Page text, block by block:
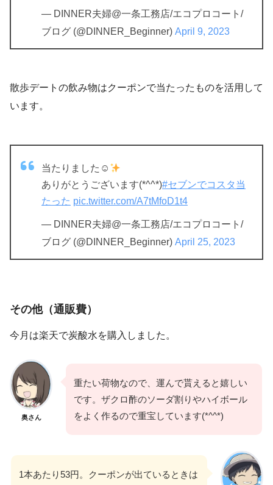
— DINNER夫婦@一条工務店/エコプロコート/
ブログ (@DINNER_Beginner) April 9, 2023
散歩デートの飲み物はクーポンで当たったものを活用して
います。
当たりました☺
ありがとうございます(*^^*)#セブンでコスタ当
たった pic.twitter.com/A7tMfoD1t4
— DINNER夫婦@一条工務店/エコプロコート/
ブログ (@DINNER_Beginner) April 25, 2023
その他（通販費）
今月は楽天で炭酸水を購入しました。
奥さん
重たい荷物なので、運んで貰えると嬉しい
です。ザクロ酢のソーダ割りやハイボール
をよく作るので重宝しています(*^^*)
1本あたり53円。クーポンが出ているときは